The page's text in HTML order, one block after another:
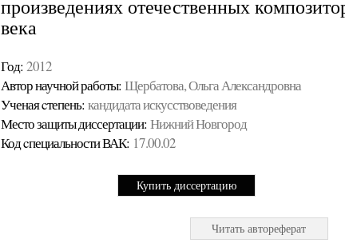
произведениях отечественных
века
Год: 2012
Автор научной работы: Щербатова, Ольга Александровна
Ученая cтепень: кандидата искусствоведения
Место защиты диссертации: Нижний Новгород
Код cпециальности ВАК: 17.00.02
Купить диссертацию
Читать автореферат